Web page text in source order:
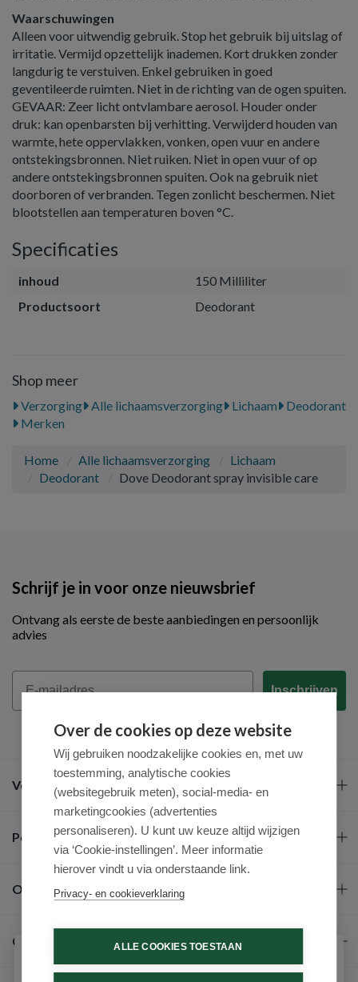
Waarschuwingen
Alleen voor uitwendig gebruik. Stop het gebruik bij uitslag of
irritatie. Vermijd opzettelijk inademen. Kort drukken zonder
langdurig te verstuiven. Enkel gebruiken in goed
geventileerde ruimten. Niet in de richting van de ogen spuiten.
GEVAAR: Zeer licht ontvlambare aerosol. Houder onder
druk: kan openbarsten bij verhitting. Verwijderd houden van
warmte, hete oppervlakken, vonken, open vuur en andere
ontstekingsbronnen. Niet ruiken. Niet in open vuur of op
andere ontstekingsbronnen spuiten. Ook na gebruik niet
doorboren of verbranden. Tegen zonlicht beschermen. Niet
blootstellen aan temperaturen boven °C.
Specificaties
inhoud
150 Milliliter
Productsoort
Deodorant
Shop meer
Verzorging Alle lichaamsverzorging Lichaam
Deodorant
Merken
Home Alle lichaamsverzorging
Lichaam
Deodorant
Dove Deodorant spray invisible care
Schrijf je in voor onze nieuwsbrief
Ontvang als eerste de beste aanbiedingen en persoonlijk
advies
Email
Inschrijven
Veel gestelde vragen
Populaire merken
Over ons
Contact
Over de cookies op deze website
Wij gebruiken noodzakelijke cookies en, met uw
toestemming, analytische cookies
(websitegebruik meten), social-media- en
marketingcookies (advertenties
personaliseren). U kunt uw keuze altijd wijzigen
via ‘Cookie-instellingen’. Meer informatie
hierover vindt u via onderstaande link.
Privacy- en cookieverklaring
ALLE COOKIES TOESTAAN
Schrijf je in voor onze nieuwsbrief